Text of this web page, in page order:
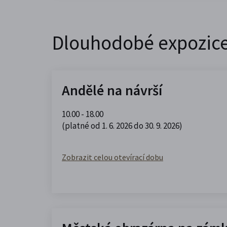
Dlouhodobé
Andělé na návrší
10.00 - 18.00
(platné od 1. 6. 2026 do 30. 9. 2026)
Zobrazit celou otevírací dobu